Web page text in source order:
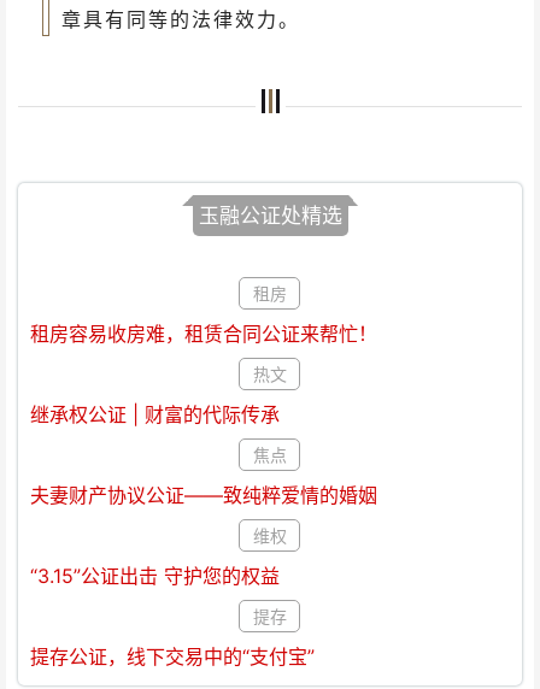
章具有同等的法律效力。
玉融公证处精选
租房
租房容易收房难，租赁合同公证来帮忙！
热文
继承权公证 | 财富的代际传承
焦点
夫妻财产协议公证——致纯粹爱情的婚姻
维权
“3.15”公证出击 守护您的权益
提存
提存公证，线下交易中的“支付宝”